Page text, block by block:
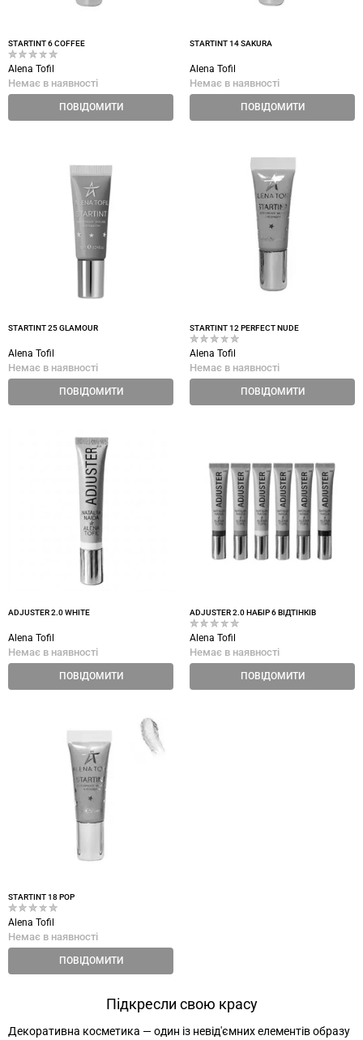
STARTINT 6 COFFEE
Alena Tofil
Немає в наявності
ПОВІДОМИТИ
STARTINT 14 SAKURA
Alena Tofil
Немає в наявності
ПОВІДОМИТИ
STARTINT 25 GLAMOUR
Alena Tofil
Немає в наявності
ПОВІДОМИТИ
STARTINT 12 PERFECT NUDE
Alena Tofil
Немає в наявності
ПОВІДОМИТИ
ADJUSTER 2.0 WHITE
Alena Tofil
Немає в наявності
ПОВІДОМИТИ
ADJUSTER 2.0 НАБІР 6 ВІДТІНКІВ
Alena Tofil
Немає в наявності
ПОВІДОМИТИ
STARTINT 18 POP
Alena Tofil
Немає в наявності
ПОВІДОМИТИ
Підкресли свою красу
Декоративна косметика —один із невід'ємних елементів образу